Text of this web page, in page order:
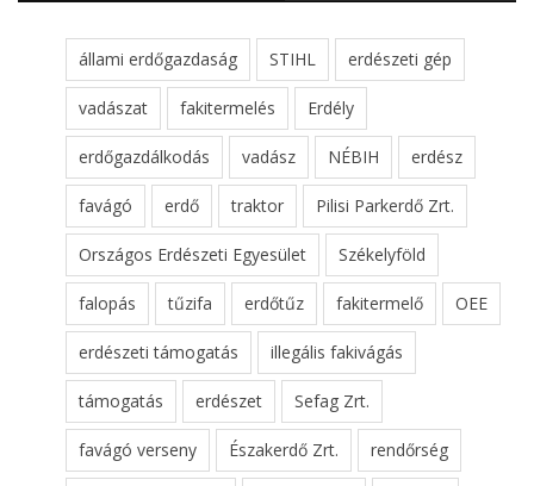
állami erdőgazdaság STIHL erdészeti gép
vadászat fakitermelés Erdély
erdőgazdálkodás vadász NÉBIH erdész
favágó erdő traktor Pilisi Parkerdő Zrt.
Országos Erdészeti Egyesület Székelyföld
falopás tűzifa erdőtűz fakitermelő OEE
erdészeti támogatás illegális fakivágás
támogatás erdészet Sefag Zrt.
favágó verseny Északerdő Zrt. rendőrség